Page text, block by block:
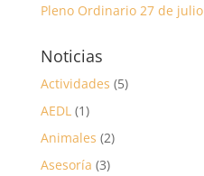
Pleno Ordinario 27 de julio
Noticias
Actividades (5)
AEDL (1)
Animales (2)
Asesoría (3)